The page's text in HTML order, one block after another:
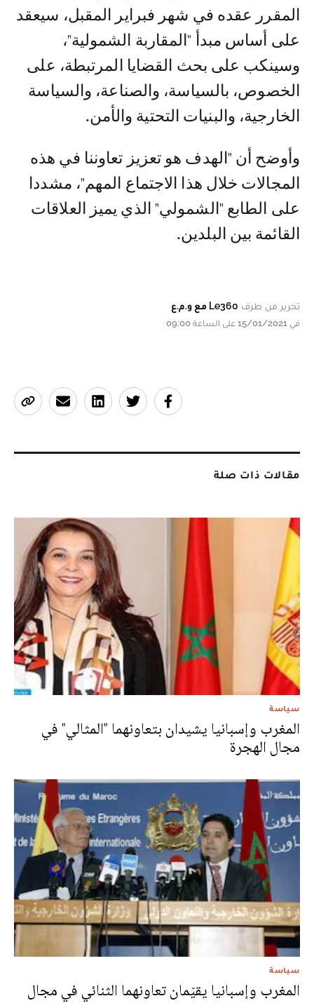
المقرر عقده في شهر فبراير المقبل، سيعقد
على أساس مبدأ "المقاربة الشمولية"،
وسينكب على بحث القضايا المرتبطة، على
الخصوص، بالسياسة، والصناعة، والسياسة
الخارجية، والبنيات التحتية والأمن.
وأوضح أن "الهدف هو تعزيز تعاوننا في هذه
المجالات خلال هذا الاجتماع المهم"، مشددا
على الطابع "الشمولي" الذي يميز العلاقات
القائمة بين البلدين.
تحرير من طرف Le360 مع و.م.ع
في 15/01/2021 على الساعة 09:00
مقالات ذات صلة
سياسة
المغرب وإسبانيا يشيدان بتعاونهما "المثالي" في
مجال الهجرة
سياسة
المغرب وإسبانيا يقيّمان تعاونهما الثنائي في مجال